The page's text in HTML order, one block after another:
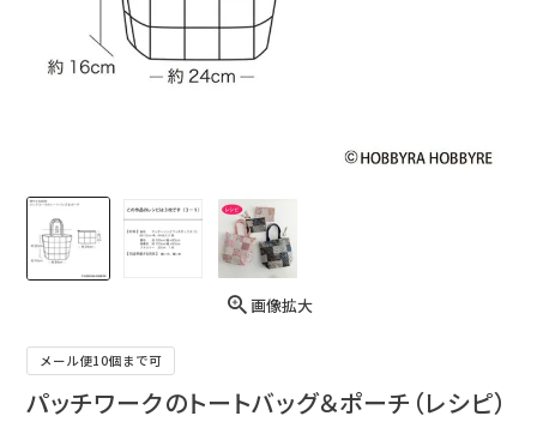
画像拡大
メール便10個まで可
パッチワークのトートバッグ＆ポーチ（レシピ）